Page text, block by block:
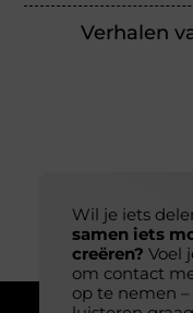
Verhalen
Wil je iets
samen iets
creëren? Voel
om contact
op te nemen –